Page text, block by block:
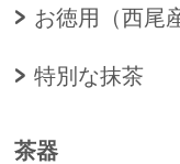
お徳用（西尾
特別な抹茶
茶器